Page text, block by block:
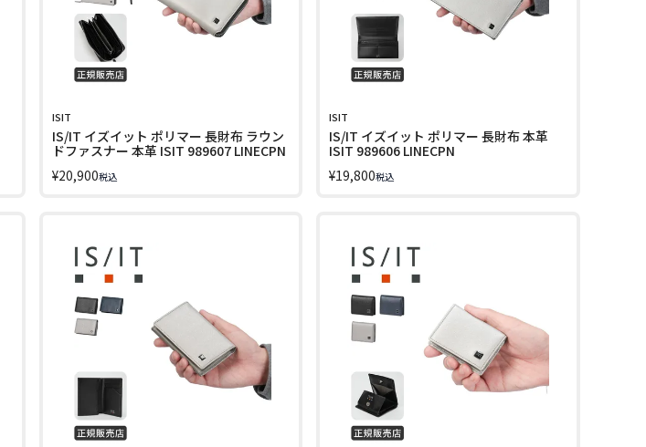
ISIT
IS/IT イズイット ポリマー 長財布 ラウン
ドファスナー 本革 ISIT 989607 LINECPN
¥20,900税込
ISIT
IS/IT イズイット ポリマー 長財布 本革
ISIT 989606 LINECPN
¥19,800税込